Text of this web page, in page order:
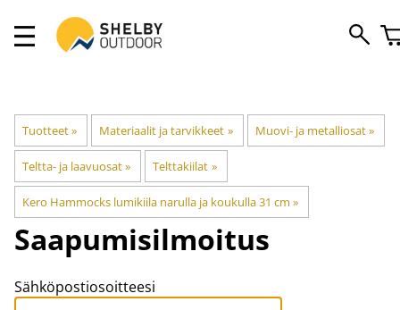
Tuotteet‪» Materiaalit ja tarvikkeet ‪» Muovi- ja metalliosat‪»
Teltta- ja laavuosat‪» Telttakiilat ‪»
Kero Hammocks lumikiila narulla ja koukulla 31 cm ‪»
Saapumisilmoitus
Sähköpostiosoitteesi